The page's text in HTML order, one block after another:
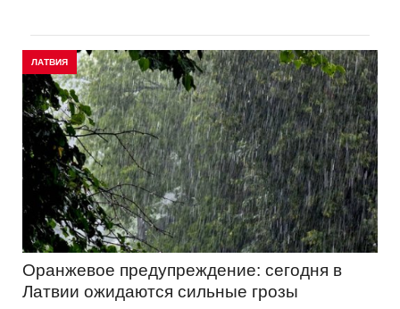
ЛАТВИЯ
Оранжевое предупреждение: сегодня в
Латвии ожидаются сильные грозы